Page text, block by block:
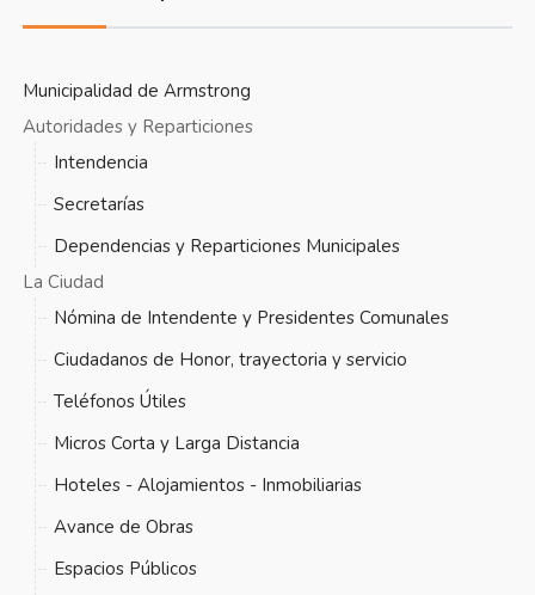
Municipalidad de Armstrong
Autoridades y Reparticiones
Intendencia
Secretarías
Dependencias y Reparticiones Municipales
La Ciudad
Nómina de Intendente y Presidentes Comunales
Ciudadanos de Honor, trayectoria y servicio
Teléfonos Útiles
Micros Corta y Larga Distancia
Hoteles - Alojamientos - Inmobiliarias
Avance de Obras
Espacios Públicos